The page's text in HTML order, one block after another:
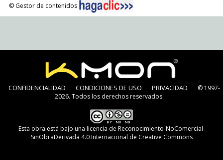
© Gestor de contenidos
CONFIDENCIALIDAD CONDICIONES DE USO PRIVACIDAD
© 1997-
2026. Todos los derechos reservados.
Esta obra está bajo una licencia de Reconocimiento-NoComercial-
SinObraDerivada 4.0 Internacional de Creative Commons